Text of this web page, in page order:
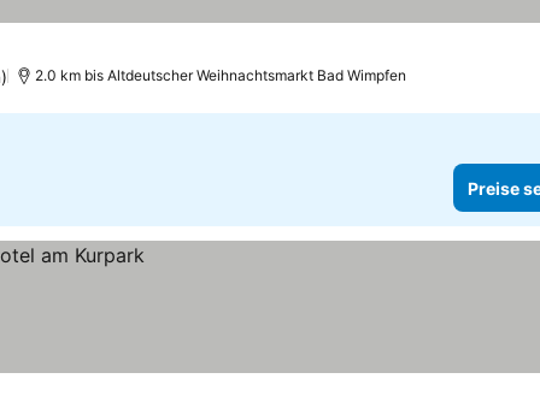
2.0 km bis Altdeutscher Weihnachtsmarkt Bad Wimpfen
Preise